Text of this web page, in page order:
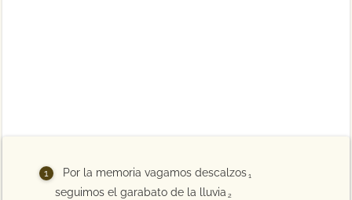
Por la memoria vagamos descalzos 1
seguimos el garabato de la lluvia 2